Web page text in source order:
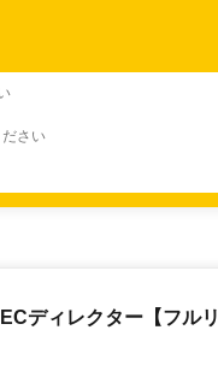
さい
ディレクター【フルリ